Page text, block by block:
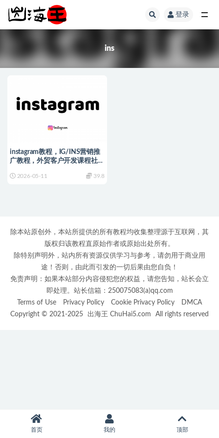
登录
ins
instagram教程，IG/INS营销推
广教程，外贸客户开发课程社交
2026-05-11 39.8
除本站原创外，本站所提供的所有教程均收集整理源于互联网，其
版权归该教程直原始作者或原始出处所有。
除特别声明外，站内所有资源仅供学习与参考，请勿用于商业用
途！否则，由此而引发的一切后果由您自负！
免责声明：如果本站部分内容侵犯您的权益，请您告知，站长会立
即处理。站长信箱：250075083(a)qq.com
Terms of Use
Privacy Policy Cookie Privacy Policy
DMCA
Copyright © 2021-2025
出海王 ChuHai5.com All rights reserved
首页 我的 顶部
全部